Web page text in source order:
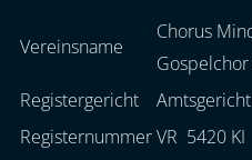
Vereinsname
Chorus
Gospelchor
Registergericht
RegisternummerVR 5420 KI